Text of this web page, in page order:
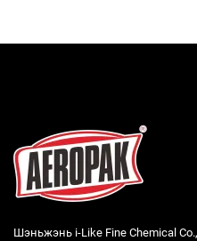
Шэньжэнь i-Like Fine Chemical